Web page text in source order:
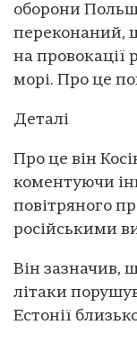
оборони
переконаний,
на провокації
морі. Про це
Деталі
Про це він
коментуючи
повітряного
російськими
Він зазначив,
літаки
Естонії